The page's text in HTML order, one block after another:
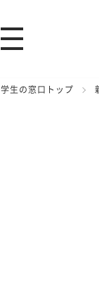
学生の窓口トップ